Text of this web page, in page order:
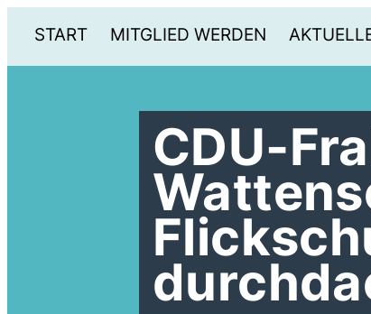
START MITGLIED WERDEN
CDU-